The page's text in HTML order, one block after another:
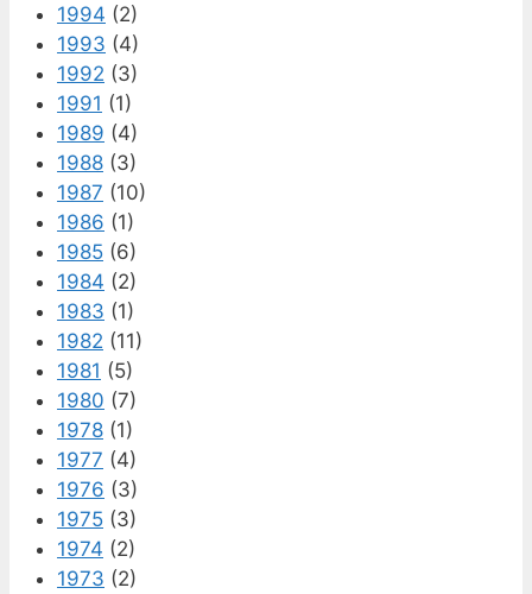
1994 (2)
1993 (4)
1992 (3)
1991 (1)
1989 (4)
1988 (3)
1987 (10)
1986 (1)
1985 (6)
1984 (2)
1983 (1)
1982 (11)
1981 (5)
1980 (7)
1978 (1)
1977 (4)
1976 (3)
1975 (3)
1974 (2)
1973 (2)